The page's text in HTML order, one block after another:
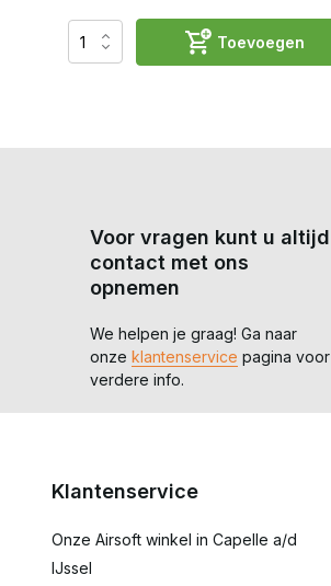
Toevoegen
Voor vragen kunt u altijd
contact met ons
opnemen
We helpen je graag! Ga naar
onze klantenservice pagina voor
verdere info.
Klantenservice
Onze Airsoft winkel in Capelle a/d
IJssel